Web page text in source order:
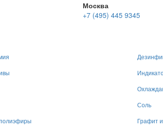
Москва
+7 (495) 445 9345
Соль
Графит